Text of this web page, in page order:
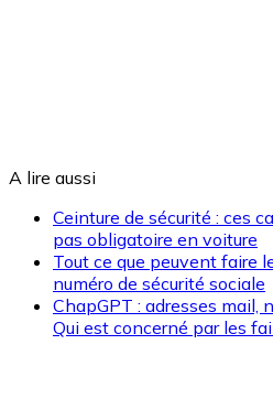
A lire aussi
Ceinture de sécurité : ces
pas obligatoire en voiture
Tout ce que peuvent faire
numéro de sécurité sociale
ChapGPT : adresses mail,
Qui est concerné par les